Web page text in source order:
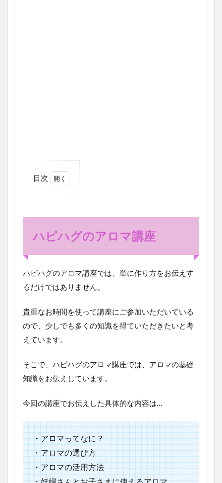
目次
の
講
座
ア
ロ
虫
け
ス
プ
ー
の
り
方
ハピハグのアロマ講座
ハピハグのアロマ講座では、単に作り方をお伝えす
るだけではありません。
貴重なお時間を使って講座にご参加いただいている
ので、少しでも多くの知識を得ていただきたいと考
えています。
そこで、ハピハグのアロマ講座では、アロマの基礎
知識をお伝えしています。
今回の講座でお伝えした具体的な内容は…
・アロマってなに？
・アロマの選び方
・アロマの活用方法